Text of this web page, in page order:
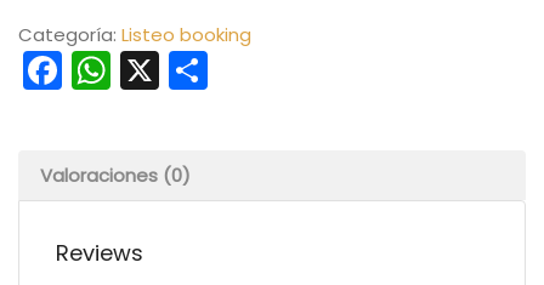
Categoría: Listeo booking
Facebook
WhatsApp
X
Valoraciones (0)
Reviews